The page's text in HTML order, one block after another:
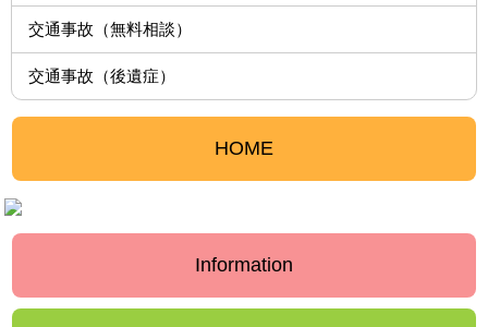
交通事故（無料相談）
交通事故（後遺症）
HOME
Information